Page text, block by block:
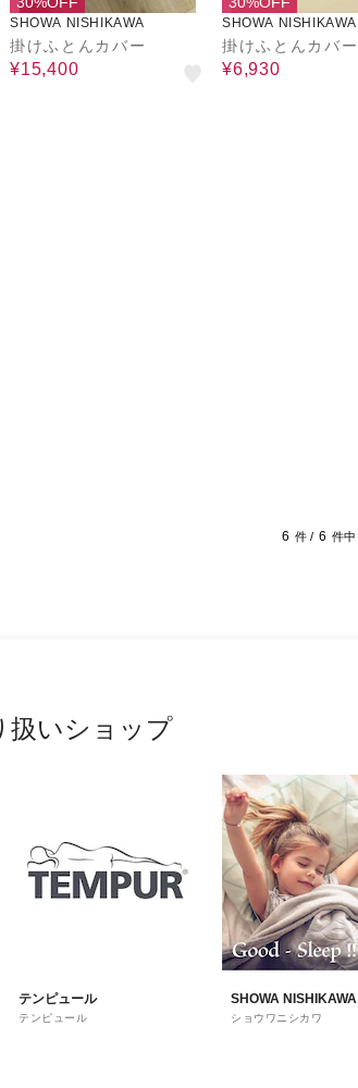
SHOWA NISHIKAWA
掛けふとんカバー
¥15,400
SHOWA NISHIKAWA
掛けふとんカバー
¥6,930
6 件 / 6 件中
扱いショップ
テンピュール
テンピュール
SHOWA NISHIKAWA
ショウワニシカワ